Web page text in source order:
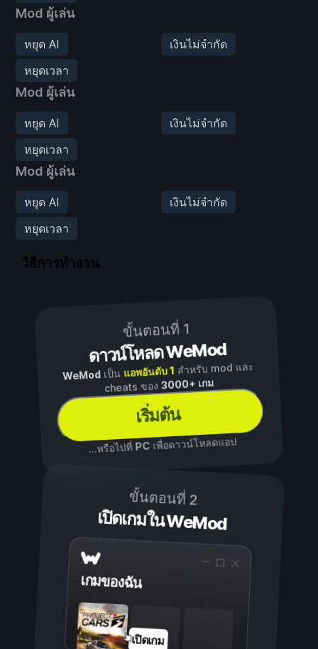
Mod ผู้เล่น
หยุด AI
เงินไม่จำกัด
หยุดเวลา
Mod ผู้เล่น
หยุด AI
เงินไม่จำกัด
หยุดเวลา
Mod ผู้เล่น
หยุด AI
เงินไม่จำกัด
หยุดเวลา
วิธีการทำงาน
ขั้นตอนที่ 1
ดาวน์โหลด WeMod
WeModเป็น แอพอันดับ 1 สำหรับ mod และ
cheats ของ3000+ เกม
เริ่มต้น
...หรือไปที่ PCเพื่อดาวน์โหลดแอป
ขั้นตอนที่ 2
เปิดเกมใน WeMod
เกมของฉัน
เปิดเกม